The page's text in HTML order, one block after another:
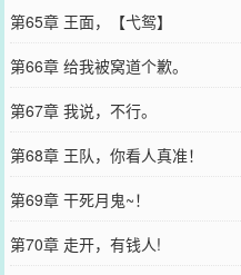
第65章 王面，【弋鸳】
第66章 给我被窝道个歉。
第67章 我说，不行。
第68章 王队，你看人真准！
第69章 干死月鬼~！
第70章 走开，有钱人!